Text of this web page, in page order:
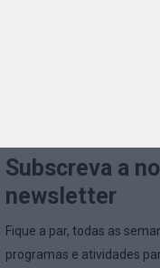
Subscreva a
newsletter
Fique a par, todas as
programas e atividades